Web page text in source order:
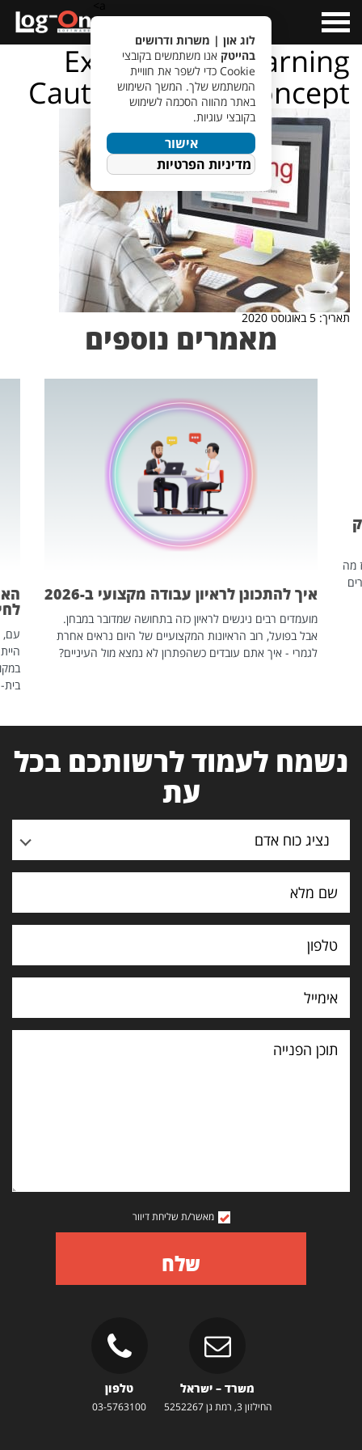
Menu
Exclamation Warning
Caution Popup Concept
תאריך: 5 באוגוסט 2020
מאמרים נוספים
מה
איך להתכונן לראיון עבודה מקצועי ב-2026
מועמדים רבים ניגשים לראיון כזה בתחושה שמדובר במבחן.
אבל בפועל, רוב הראיונות המקצועיים של היום נראים אחרת
לגמרי - איך אתם עובדים כשהפתרון לא נמצא מול העיניים?
עם,
נשמח לעמוד לרשותכם בכל
עת
נציג כוח אדם
תוכן
הפנייה
מאשר/ת שליחת דיוור
שלח
משרד – ישראל
החילזון 3, רמת גן 5252267
טלפון
03-5763100
לוג און | משרות ודרושים
בהייטק אנו משתמשים בקובצי
Cookie כדי לשפר את חוויית
המשתמש שלך. המשך השימוש
באתר מהווה הסכמה לשימוש
בקובצי עוגיות.
אישור
מדיניות הפרטיות